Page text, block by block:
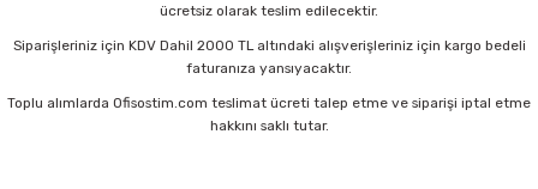
Kaşe Gereçleri
Yapıştırıcılar
Kuru Boyalar
Mum Boyalar
Parmak Boyaları
ücretsiz olarak teslim edilecektir.
Siparişleriniz için KDV Dahil 2000 TL altındaki alışverişleriniz için kargo bedeli
faturanıza yansıyacaktır.
Toplu alımlarda Ofisostim.com teslimat ücreti talep etme ve siparişi iptal etme
hakkını saklı tutar.